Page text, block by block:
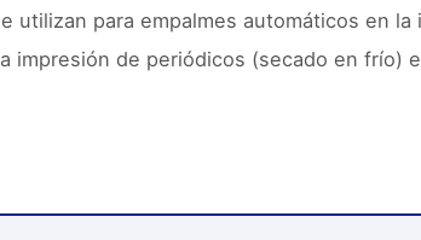
utilizan para empalmes automáticos en la
impresión de periódicos (secado en frío)